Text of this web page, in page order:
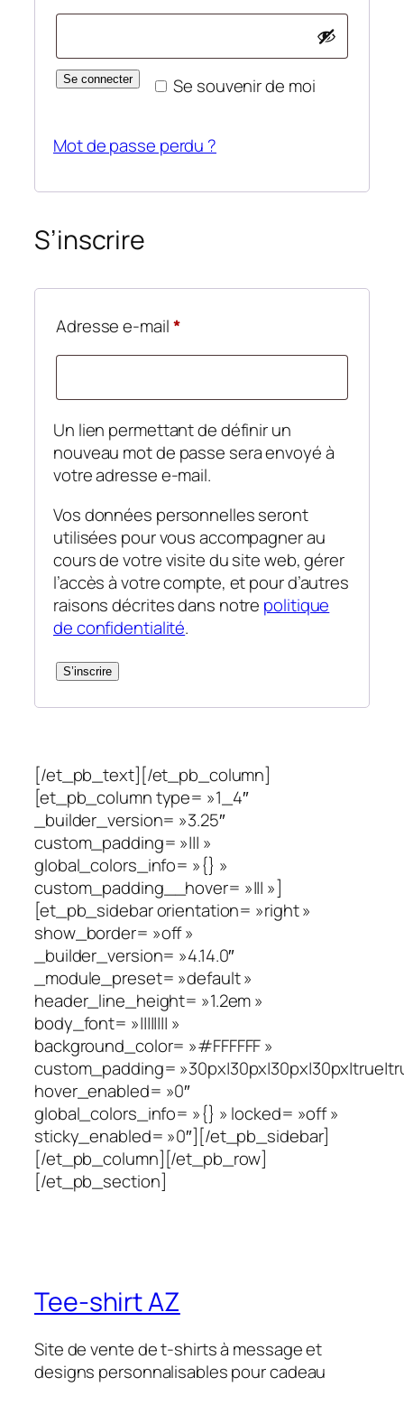
Se souvenir de moi
Se connecter
Mot de passe perdu ?
S’inscrire
Adresse e-mail*Obligatoire
Un lien permettant de définir un
nouveau mot de passe sera envoyé à
votre adresse e-mail.
Vos données personnelles seront
utilisées pour vous accompagner au
cours de votre visite du site web, gérer
l’accès à votre compte, et pour d’autres
raisons décrites dans notre politique
de confidentialité.
S’inscrire
[/et_pb_text][/et_pb_column]
[et_pb_column type= »1_4″
_builder_version= »3.25″
custom_padding= »||| »
global_colors_info= »{} »
custom_padding__hover= »||| »]
[et_pb_sidebar orientation= »right »
show_border= »off »
_builder_version= »4.14.0″
_module_preset= »default »
header_line_height= »1.2em »
body_font= »|||||||| »
background_color= »#FFFFFF »
custom_padding=
hover_enabled= »0″
global_colors_info= »{} » locked= »off »
sticky_enabled= »0″][/et_pb_sidebar]
[/et_pb_column][/et_pb_row]
[/et_pb_section]
Tee-shirt AZ
Site de vente de t-shirts à message et
designs personnalisables pour cadeau